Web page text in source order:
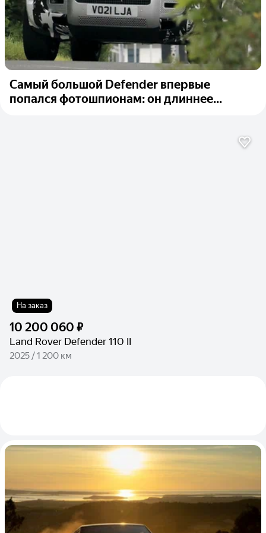
Самый большой Defender впервые
попался фотошпионам: он длиннее...
На заказ
10 200 060 ₽
Land Rover Defender 110 II
2025 / 1 200 км